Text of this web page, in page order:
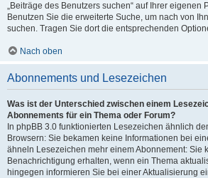
„Beiträge des Benutzers suchen“ auf Ihrer eigenen
Benutzen Sie die erweiterte Suche, um nach von
suchen. Tragen Sie dort die entsprechenden
Nach oben
Abonnements und Lesezeichen
Was ist der Unterschied zwischen einem
Abonnements für ein Thema oder Forum?
In phpBB 3.0 funktionierten Lesezeichen ähnlich
Browsern: Sie bekamen keine Informationen bei
ähneln Lesezeichen mehr einem Abonnement: Sie
Benachrichtigung erhalten, wenn ein Thema
hingegen informieren Sie bei einer Aktualisierung